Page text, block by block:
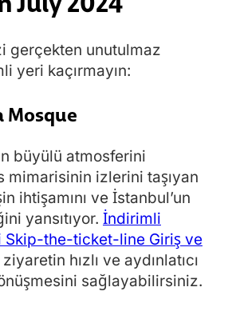
gerçekten unutulmaz
yeri kaçırmayın:
Mosque
büyülü atmosferini
mimarisinin izlerini taşıyan
ihtişamını ve İstanbul’un
yansıtıyor. İndirimli
Skip-the-ticket-line Giriş ve
hızlı ve aydınlatıcı
sağlayabilirsiniz.